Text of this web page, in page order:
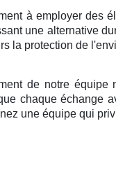
à employer des
une alternative
la protection de
de notre
chaque échange
une équipe qui